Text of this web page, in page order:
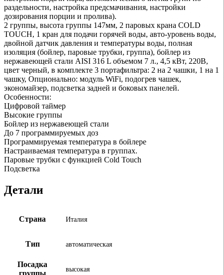
раздельности, настройка предсмачивания, настройки
дозирования порции и пролива).
2 группы, высота группы 147мм, 2 паровых крана COLD
TOUCH, 1 кран для подачи горячей воды, авто-уровень воды,
двойной датчик давления и температуры воды, полная
изоляция (бойлер, паровые трубки, группа), бойлер из
нержавеющей стали AISI 316 L объемом 7 л., 4,5 кВт, 220В,
цвет черный, в комплекте 3 портафильтра: 2 на 2 чашки, 1 на 1
чашку, Опционально: модуль WiFi, подогрев чашек,
экономайзер, подсветка задней и боковых панелей.
Особенности:
Цифровой таймер
Высокие группы
Бойлер из нержавеющей стали
До 7 программируемых доз
Программируемая температура в бойлере
Настраиваемая температура в группах.
Паровые трубки с функцией Cold Touch
Подсветка
Детали
Страна Италия
Тип автоматическая
Посадка
высокая